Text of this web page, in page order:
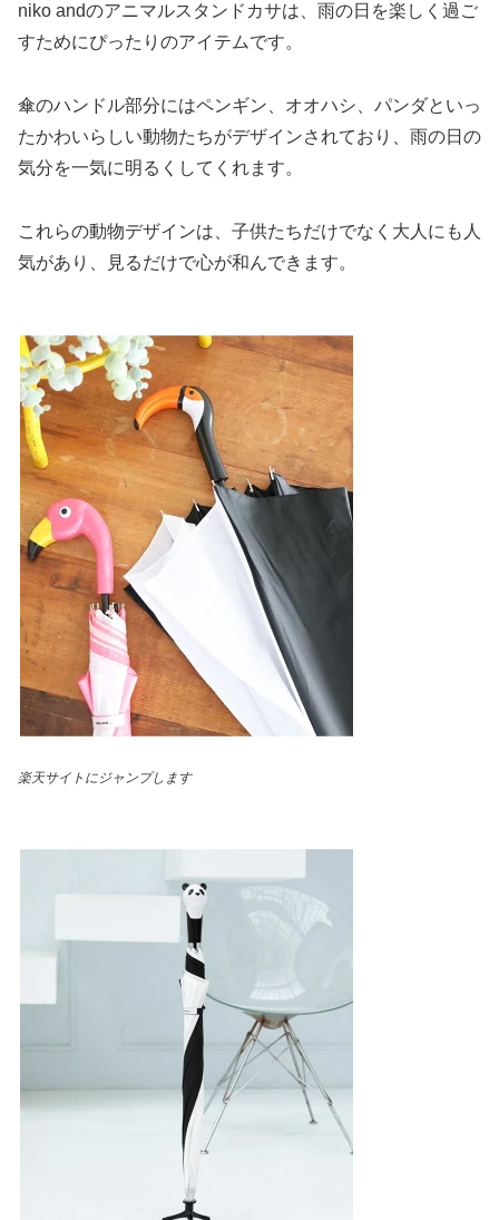
niko andのアニマルスタンドカサは、雨の日を楽しく過ご
すためにぴったりのアイテムです。
傘のハンドル部分にはペンギン、オオハシ、パンダといっ
たかわいらしい動物たちがデザインされており、雨の日の
気分を一気に明るくしてくれます。
これらの動物デザインは、子供たちだけでなく大人にも人
気があり、見るだけで心が和んできます。
楽天サイトにジャンプします